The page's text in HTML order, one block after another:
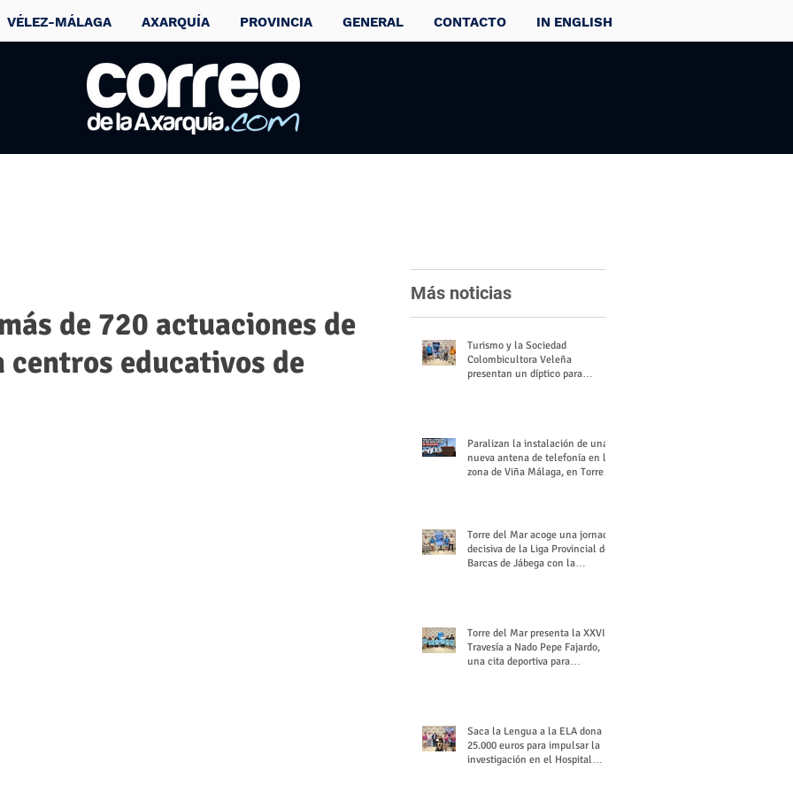
VÉLEZ-MÁLAGA AXARQUÍA PROVINCIA GENERAL CONTACTO IN ENGLISH
de 720 actuaciones de
educativos de
Más noticias
Turismo y la Sociedad
Colombicultora Veleña
presentan un díptico para
Paralizan la instalación de una
nueva antena de telefonía en la
zona de Viña Málaga, en Torre
Torre del Mar acoge una jornada
decisiva de la Liga Provincial de
Barcas de Jábega con la
Torre del Mar presenta la XXVI
Travesía a Nado Pepe Fajardo,
una cita deportiva para
Saca la Lengua a la ELA dona
25.000 euros para impulsar la
investigación en el Hospital